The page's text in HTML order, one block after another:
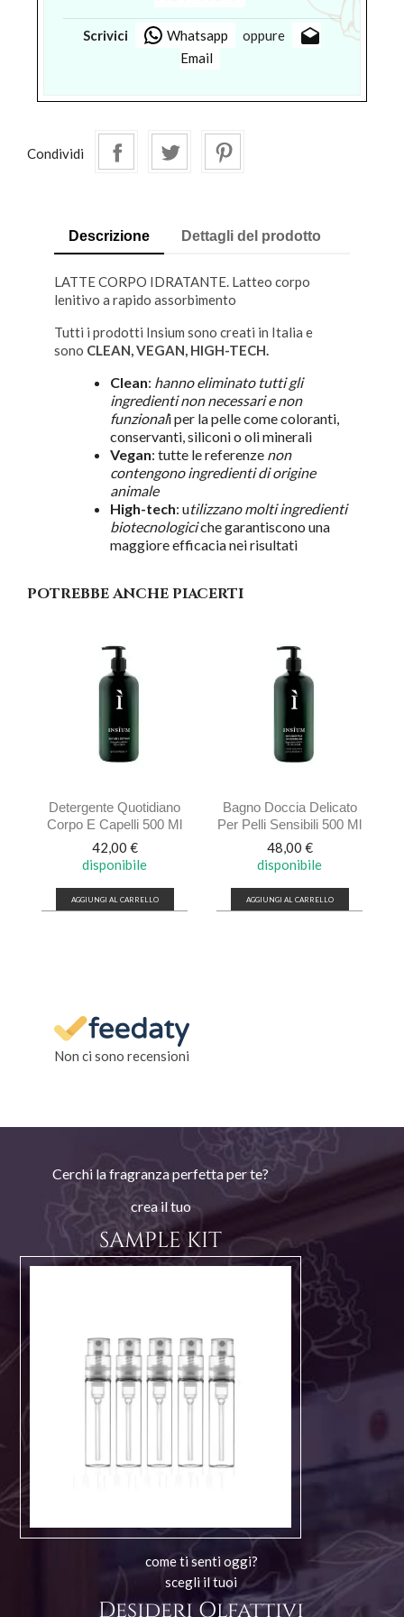
Scrivici Whatsapp oppure drafts
Email
Condividi
Descrizione Dettagli del prodotto
LATTE CORPO IDRATANTE. Latteo corpo
lenitivo a rapido assorbimento
Tutti i prodotti Insium sono creati in Italia e
sono CLEAN, VEGAN, HIGH-TECH.
Clean: hanno eliminato tutti gli
ingredienti non necessari e non
funzionali per la pelle come coloranti,
conservanti, siliconi o oli minerali
Vegan: tutte le referenze non
contengono ingredienti di origine
animale
High-tech: utilizzano molti ingredienti
biotecnologiciche garantiscono una
maggiore efficacia nei risultati
POTREBBE ANCHE PIACERTI
Detergente Quotidiano
Corpo E Capelli 500 Ml
Prezzo
42,00 €
disponibile
AGGIUNGI AL CARRELLO
Bagno Doccia Delicato
Per Pelli Sensibili 500 Ml
Prezzo
48,00 €
disponibile
AGGIUNGI AL CARRELLO
Non ci sono recensioni
Cerchi la fragranza perfetta per te?
crea il tuo
SAMPLE KIT
come ti senti oggi?
scegli il tuoi
Desideri Olfattivi